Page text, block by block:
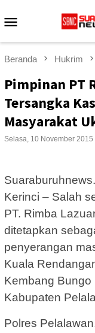
ke
Beranda Hukrim
Pimpinan PT
Tersangka
Masyarakat
Selasa, 10 November 2015
Kerinci – Salah
PT. Rimba
ditetapkan
penyerangan
Kuala
Kembang
Kabupaten
Polres